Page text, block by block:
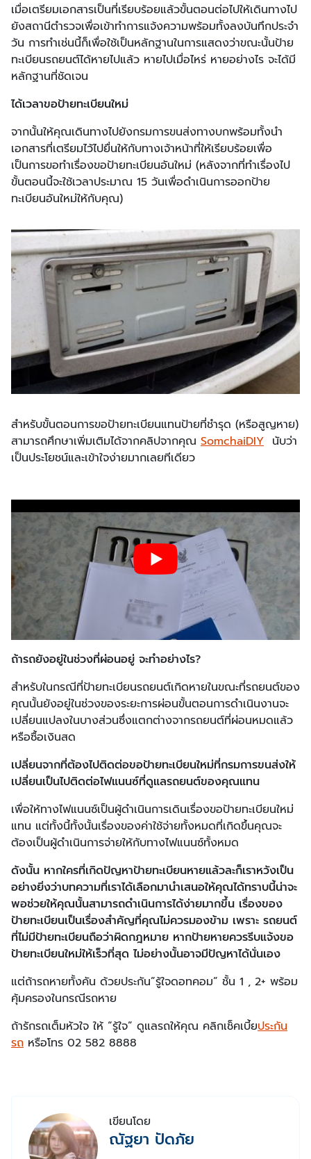
เมื่อเตรียมเอกสารเป็นที่เรียบร้อยแล้วขั้นตอนต่อไปให้เดินทางไป
ยังสถานีตำรวจเพื่อเข้าทำการแจ้งความพร้อมทั้งลงบันทึกประจำ
วัน การทำเช่นนี้ก็เพื่อใช้เป็นหลักฐานในการแสดงว่าขณะนั้นป้าย
ทะเบียนรถยนต์ได้หายไปแล้ว หายไปเมื่อไหร่ หายอย่างไร จะได้มี
หลักฐานที่ชัดเจน
ได้เวลาขอป้ายทะเบียนใหม่
จากนั้นให้คุณเดินทางไปยังกรมการขนส่งทางบกพร้อมทั้งนำ
เอกสารที่เตรียมไว้ไปยื่นให้กับทางเจ้าหน้าที่ให้เรียบร้อยเพื่อ
เป็นการขอทำเรื่องขอป้ายทะเบียนอันใหม่ (หลังจากที่ทำเรื่องไป
ขั้นตอนนี้จะใช้เวลาประมาณ 15 วันเพื่อดำเนินการออกป้าย
ทะเบียนอันใหม่ให้กับคุณ)
สำหรับขั้นตอนการขอป้ายทะเบียนแทนป้ายที่ชำรุด (หรือสูญหาย)
สามารถศึกษาเพิ่มเติมได้จากคลิปจากคุณ SomchaiDIY นับว่า
เป็นประโยชน์และเข้าใจง่ายมากเลยทีเดียว
ถ้ารถยังอยู่ในช่วงที่ผ่อนอยู่ จะทำอย่างไร?
สำหรับในกรณีที่ป้ายทะเบียนรถยนต์เกิดหายในขณะที่รถยนต์ของ
คุณนั้นยังอยู่ในช่วงของระยะการผ่อนขั้นตอนการดำเนินงานจะ
เปลี่ยนแปลงในบางส่วนซึ่งแตกต่างจากรถยนต์ที่ผ่อนหมดแล้ว
หรือซื้อเงินสด
เปลี่ยนจากที่ต้องไปติดต่อขอป้ายทะเบียนใหม่ที่กรมการขนส่งให้
เปลี่ยนเป็นไปติดต่อไฟแนนซ์ที่ดูแลรถยนต์ของคุณแทน
เพื่อให้ทางไฟแนนซ์เป็นผู้ดำเนินการเดินเรื่องขอป้ายทะเบียนใหม่
แทน แต่ทั้งนี้ทั้งนั้นเรื่องของค่าใช้จ่ายทั้งหมดที่เกิดขึ้นคุณจะ
ต้องเป็นผู้ดำเนินการจ่ายให้กับทางไฟแนนซ์ทั้งหมด
ดังนั้น หากใครที่เกิดปัญหาป้ายทะเบียนหายแล้วละก็เราหวังเป็น
อย่างยิ่งว่าบทความที่เราได้เลือกมานำเสนอให้คุณได้ทราบนี้น่าจะ
พอช่วยให้คุณนั้นสามารถดำเนินการได้ง่ายมากขึ้น เรื่องของ
ป้ายทะเบียนเป็นเรื่องสำคัญที่คุณไม่ควรมองข้าม เพราะ รถยนต์
ที่ไม่มีป้ายทะเบียนถือว่าผิดกฎหมาย หากป้ายหายควรรีบแจ้งขอ
ป้ายทะเบียนใหม่ให้เร็วที่สุด ไม่อย่างนั้นอาจมีปัญหาได้นั่นเอง
แต่ถ้ารถหายทั้งคัน ด้วยประกัน”รู้ใจดอทคอม” ชั้น 1 , 2+ พร้อม
คุ้มครองในกรณีรถหาย
ถ้ารักรถเต็มหัวใจ ให้ “รู้ใจ” ดูแลรถให้คุณ คลิกเช็คเบี้ยประกัน
รถ หรือโทร 02 582 8888
เขียนโดย
ณัฐยา ปัดภัย